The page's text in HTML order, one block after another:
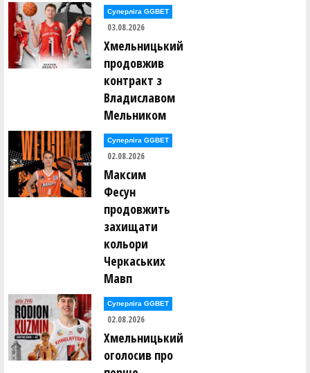
Олексій Калашніков ()
Борис Калугін ()
Ігор Калугін ()
Богдан Капелян ()
Микита Каравашкін ()
Даніїл Карпов ()
Вадим Ковальов ()
Ярослав Кожушко ()
Артем Козак ()
Сергій Козанчук ()
Євген Козачок ()
Олександр Коломієць ()
Андрій Кондратенко ()
Дмитро Корабльов ()
Андрій Коростильов ()
Костянтин Котов ()
Максим Кравець ()
Олексій Кравченко ()
Микита Красюк ()
Юрій Кривун ()
Юрій Кривун ()
Андрій Кротько ()
Олександр Кубашевський ()
Данило Кузьменко ()
Ія Кулік ()
Суперліга GGBET
03.08.2026
Хмельницький
продовжив
контракт з
Владиславом
Мельником
Суперліга GGBET
02.08.2026
Максим
Фесун
продовжить
захищати
кольори
Черкаських
Мавп
Суперліга GGBET
02.08.2026
Хмельницький
оголосив про